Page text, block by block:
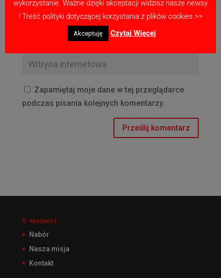
Zapamiętaj moje dane w tej przeglądarce
podczas pisania kolejnych komentarzy.
O Akademii
Nabór
Nasza misja
Kontakt
wykorzystanie. Ważne dzięki akceptacji widzisz nasze newsy
! Treść polityki dotyczącej korzystania z plików cookies >>
Akceptuję Czytaj Więcej